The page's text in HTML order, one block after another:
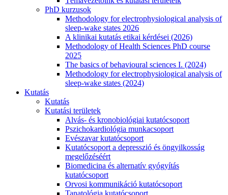
PhD kurzusok
Methodology for electrophysiological analysis of
sleep-wake states 2026
A klinikai kutatás etikai kérdései (2026)
Methodology of Health Sciences PhD course
2025
The basics of behavioural sciences I. (2024)
Methodology for electrophysiological analysis of
sleep-wake states (2024)
Kutatás
Kutatás
Kutatási területek
Alvás- és kronobiológiai kutatócsoport
Pszichokardiológia munkacsoport
Evészavar kutatócsoport
Kutatócsoport a depresszió és öngyilkosság
megelőzéséért
Biomedicina és alternatív gyógyítás
kutatócsoport
Orvosi kommunikáció kutatócsoport
Tanatológia kutatócsoport